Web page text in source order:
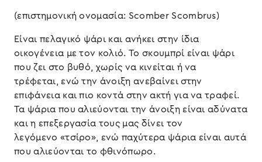
(επιστημονική ονομασία: Scomber Scombrus)
Είναι πελαγικό ψάρι και ανήκει στην ίδια
οικογένεια με τον κολιό. To σκουμπρί είναι ψάρι
που ζει στο βυθό, χωρίς να κινείται ή να
τρέφεται, ενώ την άνοιξη ανεβαίνει στην
επιφάνεια και πιο κοντά στην ακτή για να τραφεί.
Τα ψάρια που αλιεύονται την άνοιξη είναι αδύνατα
και η επεξεργασία τους μας δίνει τον
λεγόμενο «τσίρο», ενώ παχύτερα ψάρια είναι αυτά
που αλιεύονται το φθινόπωρο.